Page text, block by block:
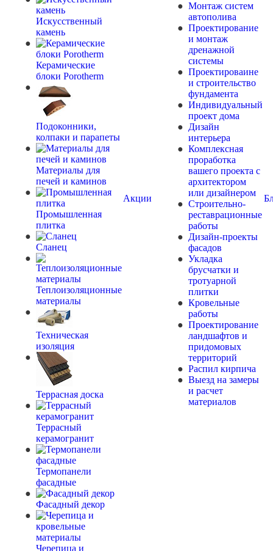
Искусственный
камень
Керамические
блоки Porotherm
Подоконники,
колпаки и парапеты
Материалы для
печей и каминов
Промышленная
плитка
Сланец
Теплоизоляционные
материалы
Техническая
изоляция
Террасная доска
Террасный
керамогранит
Термопанели
фасадные
Фасадный декор
Черепица и
Акции
Монтаж систем
автополива
Проектирование
и монтаж
дренажной
системы
Проектироваине
и строительство
фундамента
Индивидуальный
проект дома
Дизайн
интерьера
Комплексная
проработка
вашего проекта с
архитектором
или дизайнером
Строительно-
реставрационные
работы
Дизайн-проекты
фасадов
Укладка
брусчатки и
тротуарной
плитки
Кровельные
работы
Проектирование
ландшафтов и
придомовых
территорий
Распил кирпича
Выезд на замеры
и расчет
материалов